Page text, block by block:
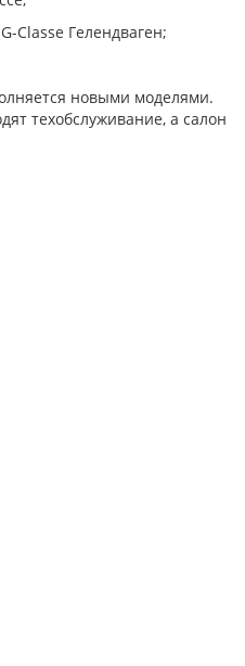
Classe Гелендваген;
новыми моделями.
техобслуживание, а салон